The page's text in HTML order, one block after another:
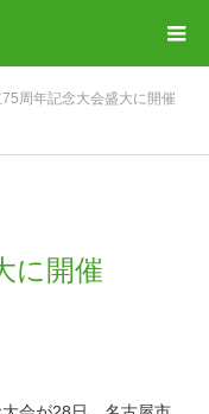
周年記念大会盛大に開催
に開催